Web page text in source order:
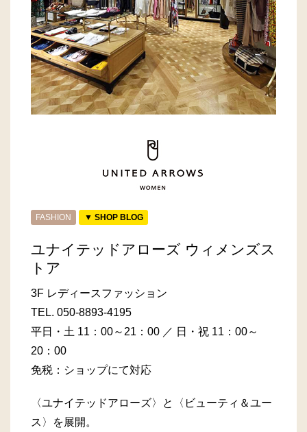
FASHION ▼ SHOP BLOG
ユナイテッドアローズ ウィメンズス
トア
3F レディースファッション
TEL. 050-8893-4195
平日・土 11：00～21：00 ／ 日・祝 11：00～
20：00
免税：ショップにて対応
〈ユナイテッドアローズ〉と〈ビューティ＆ユー
ス〉を展開。